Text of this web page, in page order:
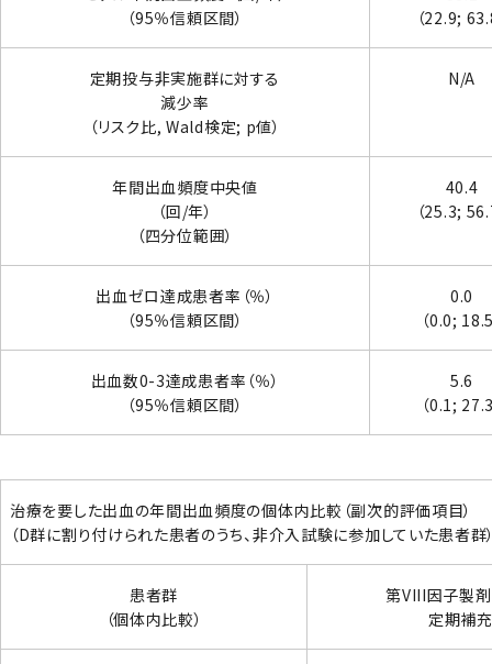
（95％信頼区間）
（22.9;
定期投与非実施群に対する
減少率
（リスク比, Wald検定; p値）
N/A
年間出血頻度中央値
（回/年）
（四分位範囲）
40.4
（25.3;
出血ゼロ達成患者率（％）
（95％信頼区間）
0.0
（0.0;
出血数0-3達成患者率（％）
（95％信頼区間）
5.6
（0.1;
治療を要した出血の年間出血頻度の個体内比較（副次的評価項目）
（D群に割り付けられた患者のうち、非介入試験に参加していた患者
患者群
（個体内比較）
第VIII因子製
定期補充